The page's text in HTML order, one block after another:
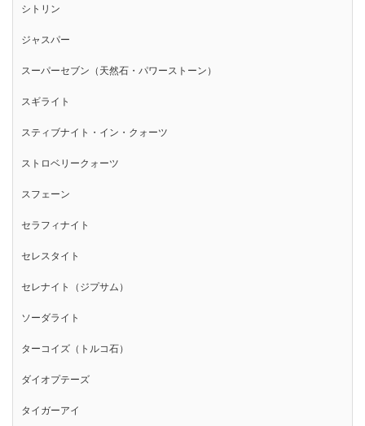
シトリン
ジャスパー
スーパーセブン（天然石・パワーストーン）
スギライト
スティブナイト・イン・クォーツ
ストロベリークォーツ
スフェーン
セラフィナイト
セレスタイト
セレナイト（ジプサム）
ソーダライト
ターコイズ（トルコ石）
ダイオプテーズ
タイガーアイ